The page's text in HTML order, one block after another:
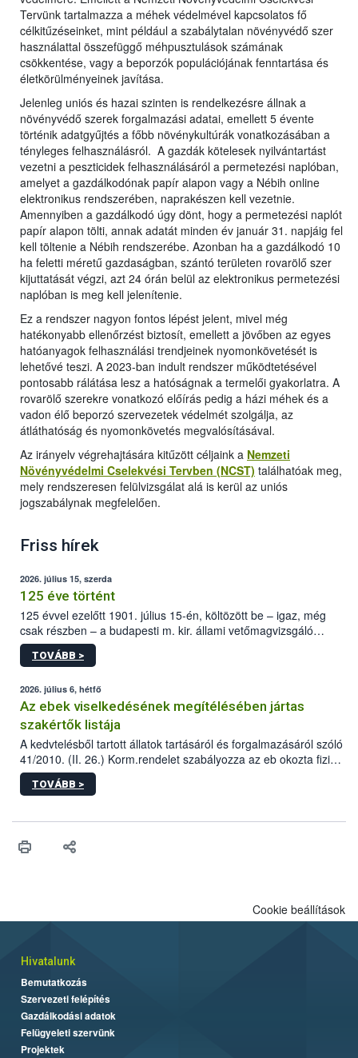
Tervünk tartalmazza a méhek védelmével kapcsolatos fő
célkitűzéseinket, mint például a szabálytalan növényvédő szer
használattal összefüggő méhpusztulások számának
csökkentése, vagy a beporzók populációjának fenntartása és
életkörülményeinek javítása.
Jelenleg uniós és hazai szinten is rendelkezésre állnak a
növényvédő szerek forgalmazási adatai, emellett 5 évente
történik adatgyűjtés a főbb növénykultúrák vonatkozásában a
tényleges felhasználásról. A gazdák kötelesek nyilvántartást
vezetni a peszticidek felhasználásáról a permetezési naplóban,
amelyet a gazdálkodónak papír alapon vagy a Nébih online
elektronikus rendszerében, naprakészen kell vezetnie.
Amennyiben a gazdálkodó úgy dönt, hogy a permetezési naplót
papír alapon tölti, annak adatát minden év január 31. napjáig fel
kell töltenie a Nébih rendszerébe. Azonban ha a gazdálkodó 10
ha feletti méretű gazdaságban, szántó területen rovarölő szer
kijuttatását végzi, azt 24 órán belül az elektronikus permetezési
naplóban is meg kell jelenítenie.
Ez a rendszer nagyon fontos lépést jelent, mivel még
hatékonyabb ellenőrzést biztosít, emellett a jövőben az egyes
hatóanyagok felhasználási trendjeinek nyomonkövetését is
lehetővé teszi. A 2023-ban indult rendszer működtetésével
pontosabb rálátása lesz a hatóságnak a termelői gyakorlatra. A
rovarölő szerekre vonatkozó előírás pedig a házi méhek és a
vadon élő beporzó szervezetek védelmét szolgálja, az
átláthatóság és nyomonkövetés megvalósításával.
Az irányelv végrehajtására kitűzött céljaink a Nemzeti
Növényvédelmi Cselekvési Tervben (NCST) találhatóak meg,
mely rendszeresen felülvizsgálat alá is kerül az uniós
jogszabálynak megfelelően.
Friss hírek
2026. július 15, szerda
125 éve történt
125 évvel ezelőtt 1901. július 15-én, költözött be – igaz, még
csak részben – a budapesti m. kir. állami vetőmagvizsgáló
állomás a Kis Rókus utca 15. szám alatti, Czigler Győző által
tervezett új épületébe.
TOVÁBB >
2026. július 6, hétfő
Az ebek viselkedésének megítélésében jártas
szakértők listája
A kedvtelésből tartott állatok tartásáról és forgalmazásáról szóló
41/2010. (II. 26.) Korm.rendelet szabályozza az eb okozta fizikai
sérülés, illetve ennek veszélye keletkezésekor felmerülő
hatósági feladatokat, valamint a veszélyes eb tartását és annak
vonni az ebek viselkedésének megítélésében jártas szakértőt.
TOVÁBB >
Cookie beállítások
Hivatalunk
Bemutatkozás
Szervezeti felépítés
Gazdálkodási adatok
Felügyeleti szervünk
Projektek